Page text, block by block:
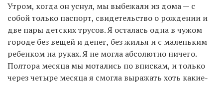
Утром, когда он уснул, мы выбежали из дома — с
собой только паспорт, свидетельство о рождении и
две пары детских трусов. Я осталась одна в чужом
городе без вещей и денег, без жилья и с маленьким
ребенком на руках. Я не могла абсолютно ничего.
Полтора месяца мы мотались по впискам, и только
через четыре месяца я смогла выражать хоть какие-